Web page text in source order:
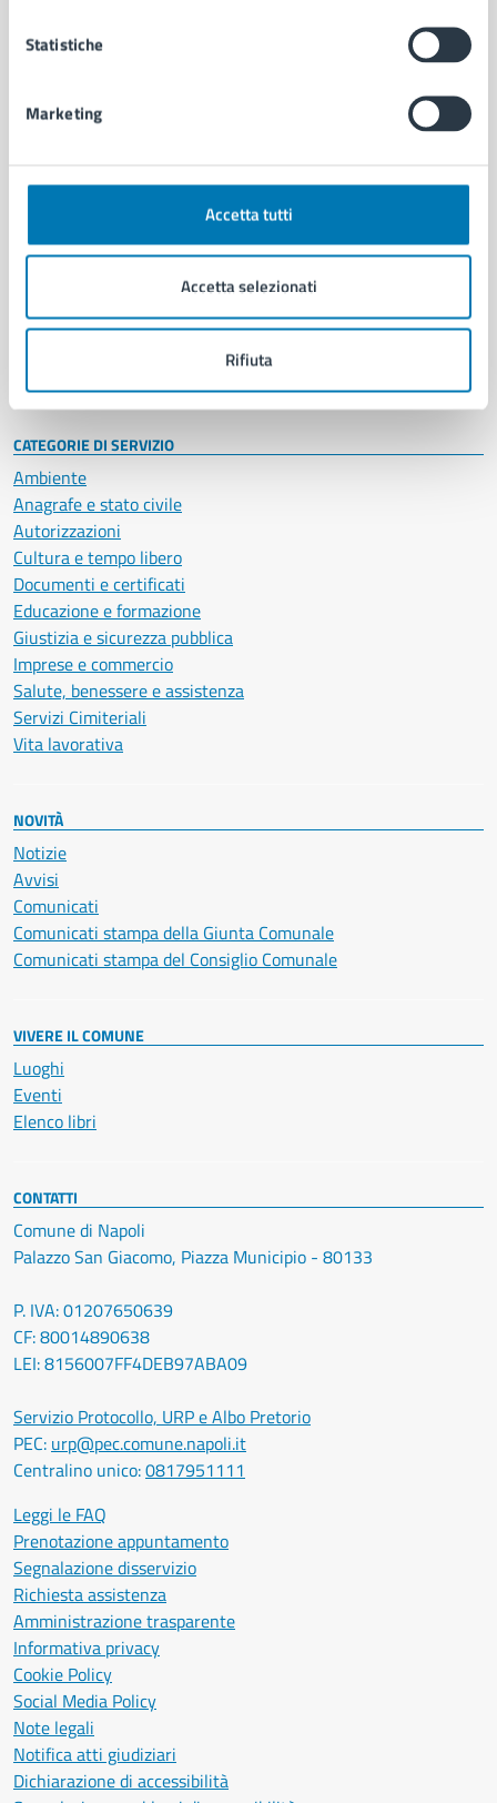
Statistiche
Marketing
Accetta tutti
Accetta selezionati
Rifiuta
Comune di Napoli
AMMINISTRAZIONE
Organi di governo
Enti e fondazioni
Personale amministrativo
Intranet, posta aziendale e protocollo
CATEGORIE DI SERVIZIO
Ambiente
Anagrafe e stato civile
Autorizzazioni
Cultura e tempo libero
Documenti e certificati
Educazione e formazione
Giustizia e sicurezza pubblica
Imprese e commercio
Salute, benessere e assistenza
Servizi Cimiteriali
Vita lavorativa
NOVITÀ
Notizie
Avvisi
Comunicati
Comunicati stampa della Giunta Comunale
Comunicati stampa del Consiglio Comunale
VIVERE IL COMUNE
Luoghi
Eventi
Elenco libri
CONTATTI
Comune di Napoli
Palazzo San Giacomo, Piazza Municipio - 80133
P. IVA: 01207650639
CF: 80014890638
LEI: 8156007FF4DEB97ABA09
Servizio Protocollo, URP e Albo Pretorio
PEC: urp@pec.comune.napoli.it
Centralino unico:0817951111
Leggi le FAQ
Prenotazione appuntamento
Segnalazione disservizio
Richiesta assistenza
Amministrazione trasparente
Informativa privacy
Cookie Policy
Social Media Policy
Note legali
Notifica atti giudiziari
Dichiarazione di accessibilità